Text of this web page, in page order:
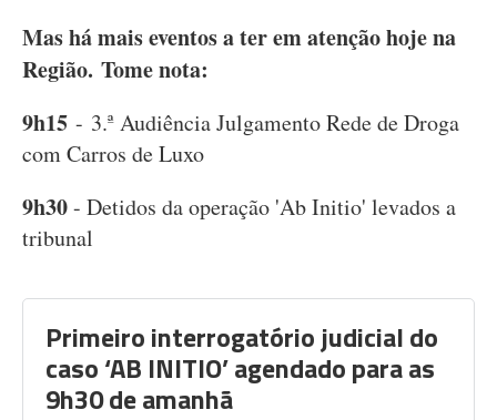
Mas há mais eventos a ter em atenção hoje na
Região. Tome nota:
9h15 - 3.ª Audiência Julgamento Rede de Droga
com Carros de Luxo
9h30- Detidos da operação 'Ab Initio' levados a
tribunal
Primeiro interrogatório judicial do
caso ‘AB INITIO’ agendado para as
9h30 de amanhã